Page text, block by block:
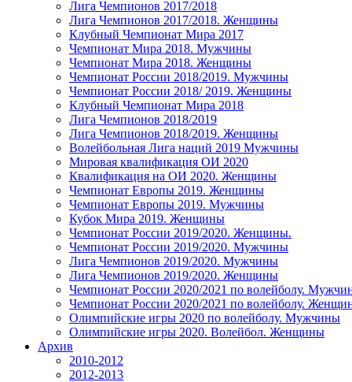
Лига Чемпионов 2017/2018
Лига Чемпионов 2017/2018. Женщины
Клубный Чемпионат Мира 2017
Чемпионат Мира 2018. Мужчины
Чемпионат Мира 2018. Женщины
Чемпионат России 2018/2019. Мужчины
Чемпионат России 2018/ 2019. Женщины
Клубный Чемпионат Мира 2018
Лига Чемпионов 2018/2019
Лига Чемпионов 2018/2019. Женщины
Волейбольная Лига наций 2019 Мужчины
Мировая квалификация ОИ 2020
Квалификация на ОИ 2020. Женщины
Чемпионат Европы 2019. Женщины
Чемпионат Европы 2019. Мужчины
Кубок Мира 2019. Женщины
Чемпионат России 2019/2020. Женщины.
Чемпионат России 2019/2020. Мужчины
Лига Чемпионов 2019/2020. Мужчины
Лига Чемпионов 2019/2020. Женщины
Чемпионат России 2020/2021 по волейболу.
Чемпионат России 2020/2021 по волейболу.
Олимпийские игры 2020 по волейболу. Мужчины
Олимпийские игры 2020. Волейбол. Женщины
Архив
2010-2012
2012-2013